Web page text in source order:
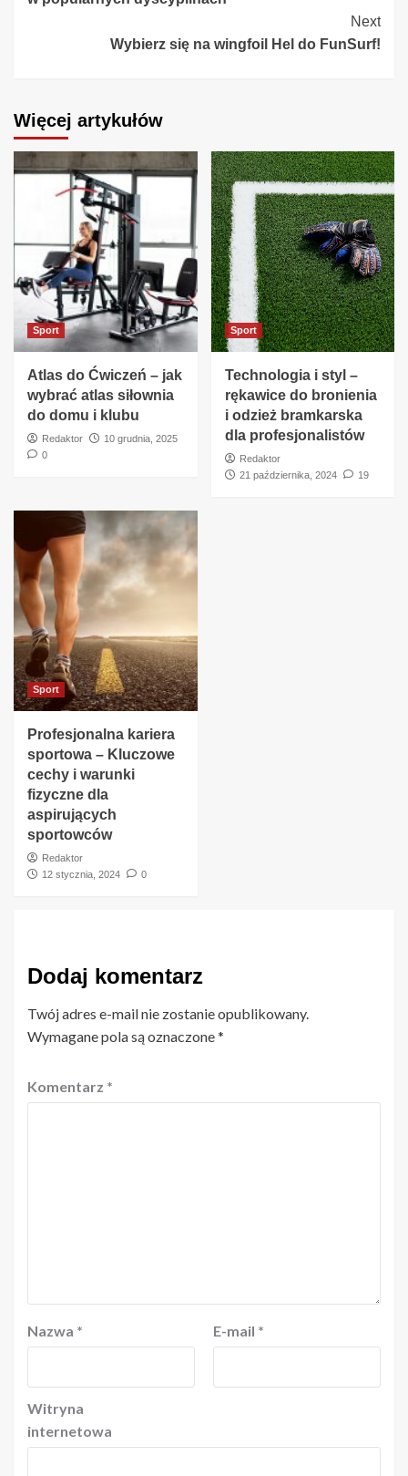
Next
Wybierz się na wingfoil Hel do FunSurf!
Więcej artykułów
Sport
Atlas do Ćwiczeń – jak
wybrać atlas siłownia
do domu i klubu
Redaktor
10 grudnia, 2025
0
Sport
Technologia i styl –
rękawice do bronienia
i odzież bramkarska
dla profesjonalistów
Redaktor
21 października, 2024
19
Sport
Profesjonalna kariera
sportowa – Kluczowe
cechy i warunki
fizyczne dla
aspirujących
sportowców
Redaktor
12 stycznia, 2024
0
Dodaj komentarz
Twój adres e-mail nie zostanie opublikowany.
Wymagane pola są oznaczone*
Komentarz *
Nazwa * E-mail *
Witryna
internetowa